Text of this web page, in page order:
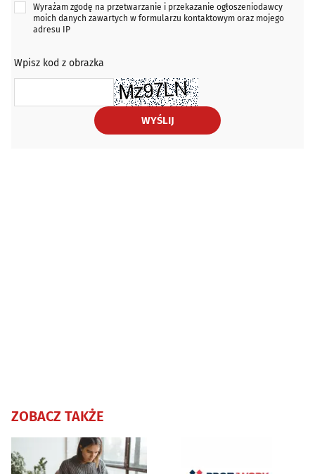
Wyrażam zgodę na przetwarzanie i przekazanie ogłoszeniodawcy
moich danych zawartych w formularzu kontaktowym oraz mojego
adresu IP
Wpisz kod z obrazka
WYŚLIJ
ZOBACZ TAKŻE